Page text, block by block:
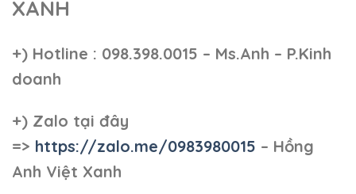
XANH
+) Hotline : 098.398.0015 – Ms.Anh – P.Kinh
doanh
+) Zalo tại đây
=> https://zalo.me/0983980015 – Hồng
Anh Việt Xanh